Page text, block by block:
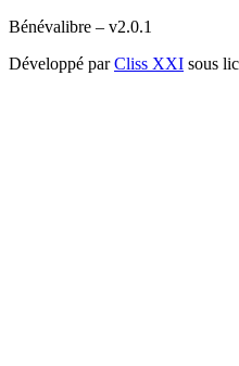
Bénévalibre – v2.0.1
Développé parCliss XXI sous